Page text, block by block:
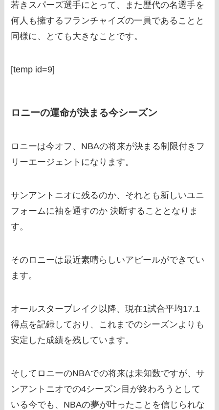
若きスパーズ選手にとって、また歴代の名選手を
何人も擁するフランチャイズの一員であることと
同様に、とても大きなことです。
[temp id=9]
ロニーの運命が決まる今シーズン
ロニーは今オフ、NBAの将来が決まる制限付きフ
リーエージェントになります。
サンアントニオに残るのか、それとも新しいユニ
フォームに袖を通すのか 決断することとなりま
す。
そのロニーは最近素晴らしいアピールができてい
ます。
オールスターブレイク以降、現在1試合平均17.1
得点を記録しており、これまでのシーズンよりも
安定した成績を残しています。
そしてロニーのNBAでの将来は未知数ですが、サ
ンアントニオでの4シーズン目が終わろうとして
いる今でも、NBAの夢が叶ったことを信じられな